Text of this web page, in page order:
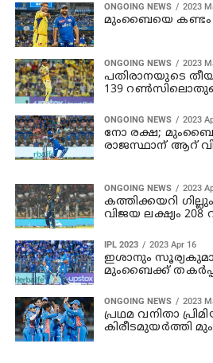
ONGOING NEWS 2023
മുംബൈയെ കണ്ടം
ONGOING NEWS 2023
പതിരാനയുടെ
139
ONGOING NEWS 2023
നോ രക്ഷ;
രാജസ്ഥാന് ആറ്
ONGOING NEWS 2023
കത്തിക്കയറി
വിജയ ലക്ഷ്യം
IPL 2023 2023 Apr 16
ഇശാനും
മുംബൈക്ക്
ONGOING NEWS 2023
പ്രഥമ വനിതാ
കിരീടമുയര്‍ത്തി